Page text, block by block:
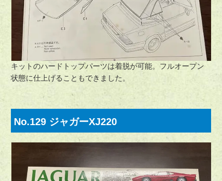
キットのハードトップパーツは着脱が可能。フルオープン
状態に仕上げることもできました。
No.129 ジャガーXJ220